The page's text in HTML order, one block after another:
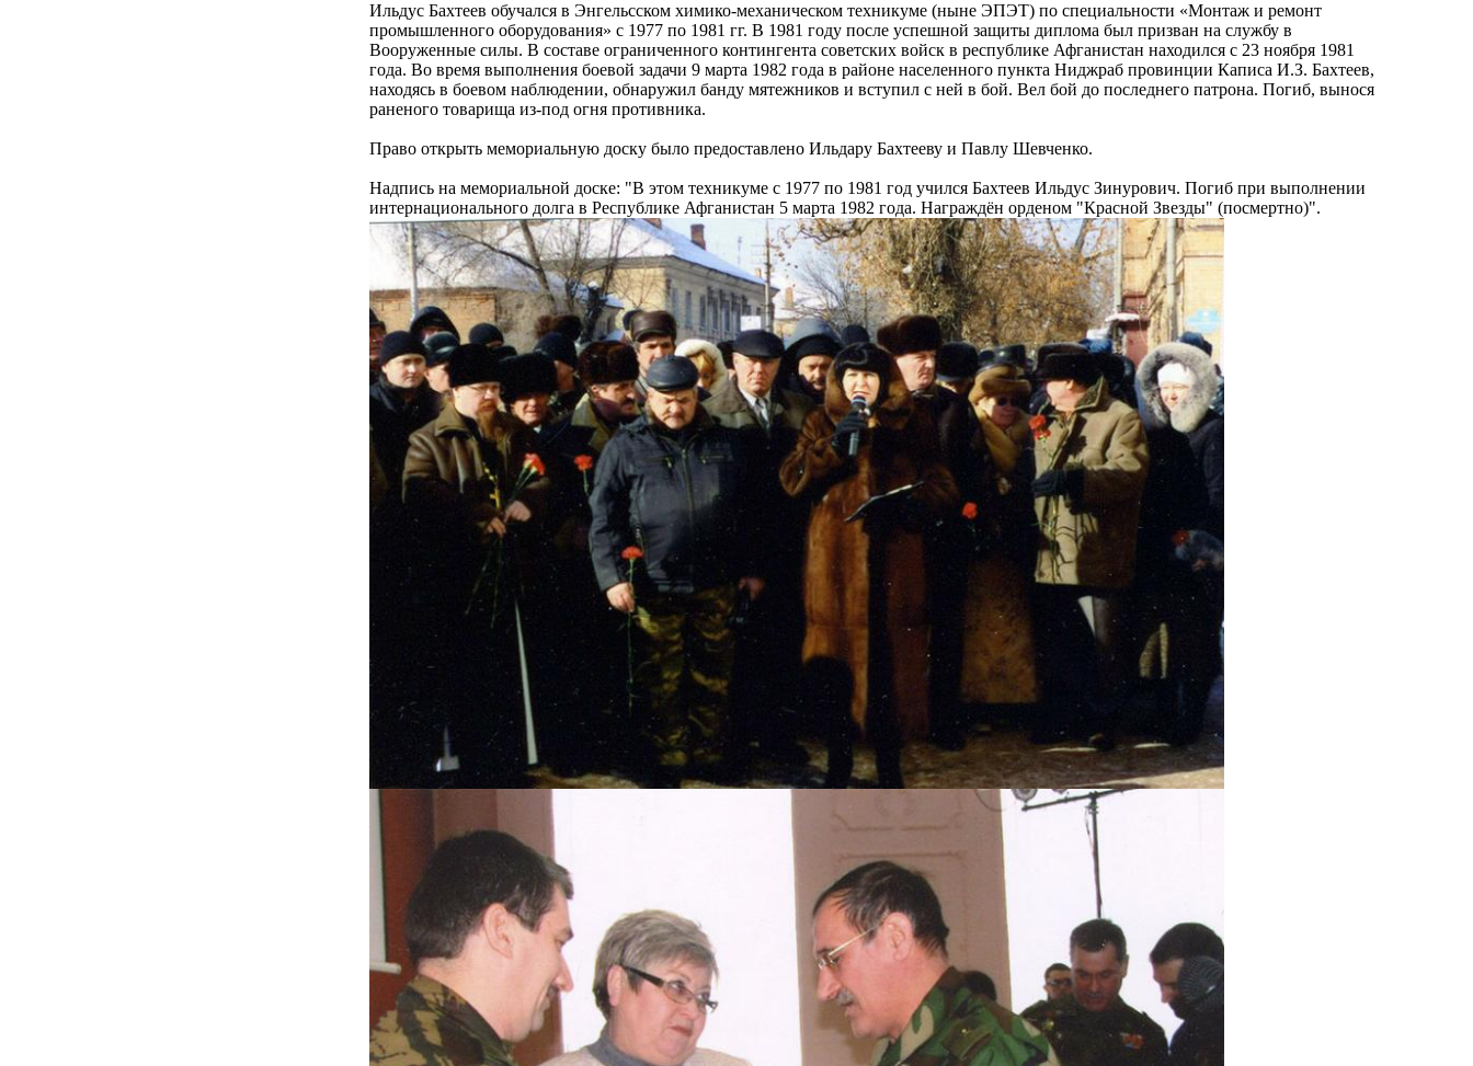
Ильдус Бахтеев обучался в Энгельсском химико-механическом техникуме (ныне ЭПЭТ) по специальности «Монтаж и ремонт
промышленного оборудования» с 1977 по 1981 гг. В 1981 году после успешной защиты диплома был призван на службу в
Вооруженные силы. В составе ограниченного контингента советских войск в республике Афганистан находился с 23 ноября 1981
года. Во время выполнения боевой задачи 9 марта 1982 года в районе населенного пункта Ниджраб провинции Каписа И.З. Бахтеев,
находясь в боевом наблюдении, обнаружил банду мятежников и вступил с ней в бой. Вел бой до последнего патрона. Погиб, вынося
раненого товарища из-под огня противника.
Право открыть мемориальную доску было предоставлено Ильдару Бахтееву и Павлу Шевченко.
Надпись на мемориальной доске: "В этом техникуме с 1977 по 1981 год учился Бахтеев Ильдус Зинурович. Погиб при выполнении
интернационального долга в Республике Афганистан 5 марта 1982 года. Награждён орденом "Красной Звезды" (посмертно)".